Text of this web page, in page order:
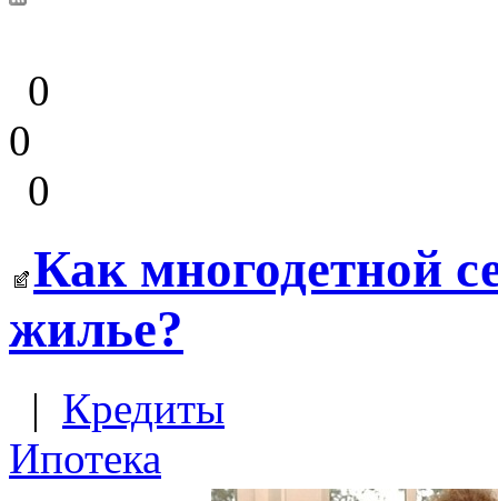
0
0
0
Как многодетной
жилье?
| Кредиты
Ипотека